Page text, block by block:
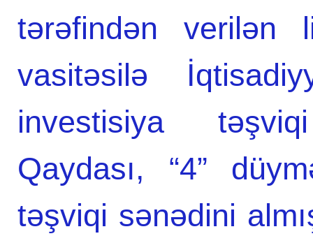
tərəfindən verilən
vasitəsilə
investisiya
Qaydası, “4”
təşviqi sənədini